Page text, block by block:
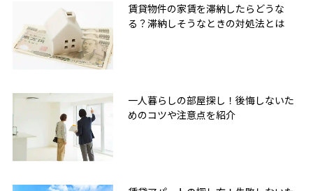
賃貸物件の家賃を滞納したらどうな
る？滞納しそうなときの対処法とは
一人暮らしの部屋探し！後悔しないた
めのコツや注意点を紹介